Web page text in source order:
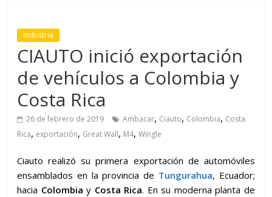
Industria
CIAUTO inició exportación
de vehículos a Colombia y
Costa Rica
26 de febrero de 2019 Ambacar, Ciauto, Colombia, Costa
Rica, exportación, Great Wall, M4,Wingle
Ciauto realizó su primera exportación de automóviles
ensamblados en la provincia de Tungurahua, Ecuador;
hacia Colombia y Costa Rica. En su moderna planta de